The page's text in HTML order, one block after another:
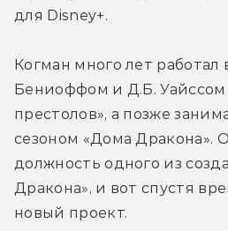
для Disney+.
Когман много лет
Бениоффом и Д.Б. Уайссом
престолов», а позже
сезоном «Дома Дракона».
должность одного из
Дракона», и вот спустя
новый проект.